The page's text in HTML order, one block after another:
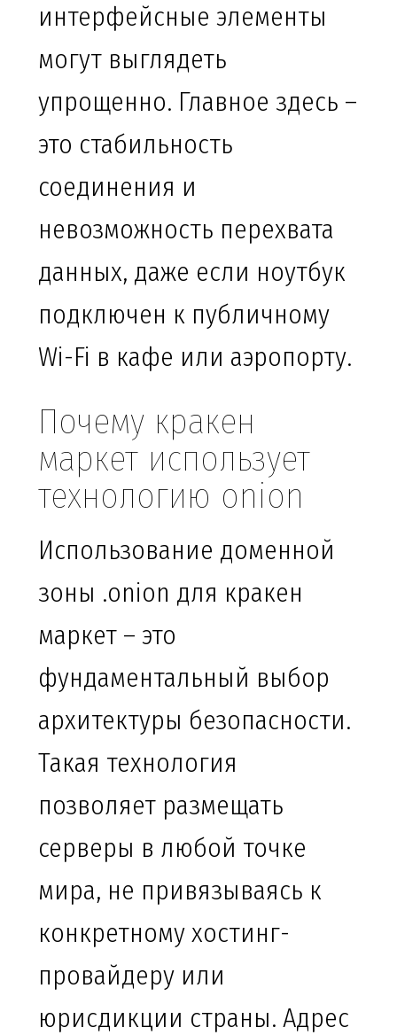
интерфейсные элементы
могут выглядеть
упрощенно. Главное здесь –
это стабильность
соединения и
невозможность перехвата
данных, даже если ноутбук
подключен к публичному
Wi-Fi в кафе или аэропорту.
Почему кракен
маркет использует
технологию onion
Использование доменной
зоны .onion для кракен
маркет – это
фундаментальный выбор
архитектуры безопасности.
Такая технология
позволяет размещать
серверы в любой точке
мира, не привязываясь к
конкретному хостинг-
провайдеру или
юрисдикции страны. Адрес